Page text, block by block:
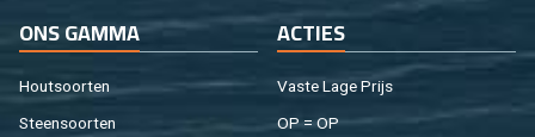
ONS GAMMA
Hout­soor­ten
Steen­soor­ten
AC­TIES
Vaste Lage Prijs
OP = OP